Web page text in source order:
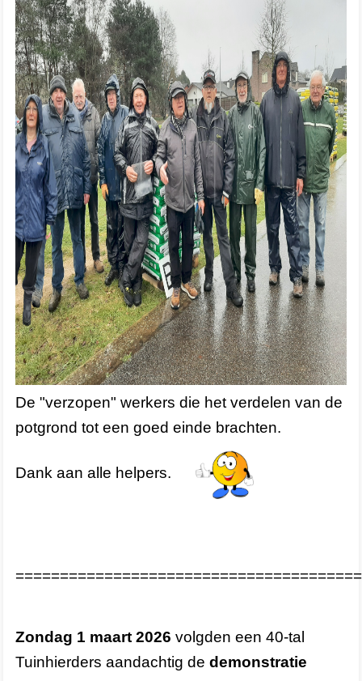
De "verzopen" werkers die het verdelen van de
potgrond tot een goed einde brachten.
Dank aan alle helpers.
Zondag 1 maart 2026 volgden een 40-tal
Tuinhierders aandachtig de demonstratie